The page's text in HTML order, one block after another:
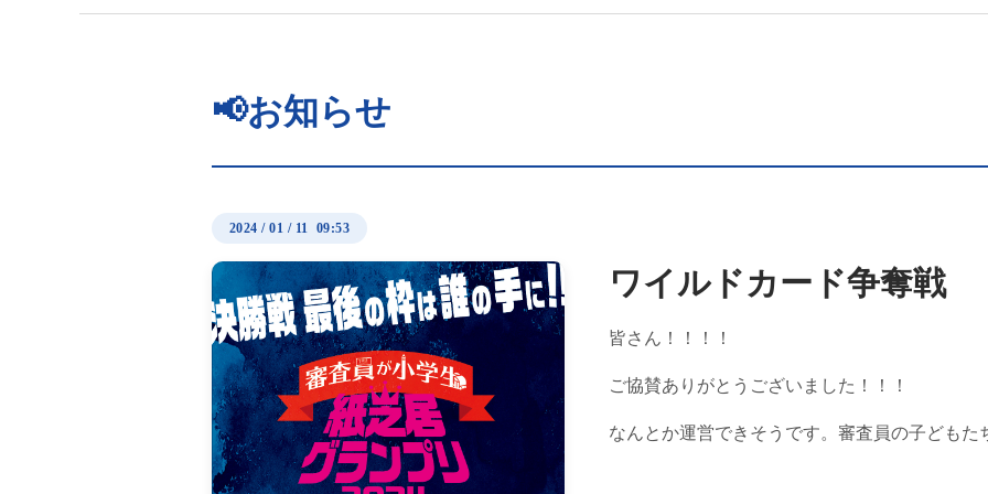
📢お知らせ
2024 /01 / 11 09:53
ワイルドカード争奪戦
皆さん！！！！
ご協賛ありがとうございました！！！
なんとか運営できそうです。審査員の子どもた